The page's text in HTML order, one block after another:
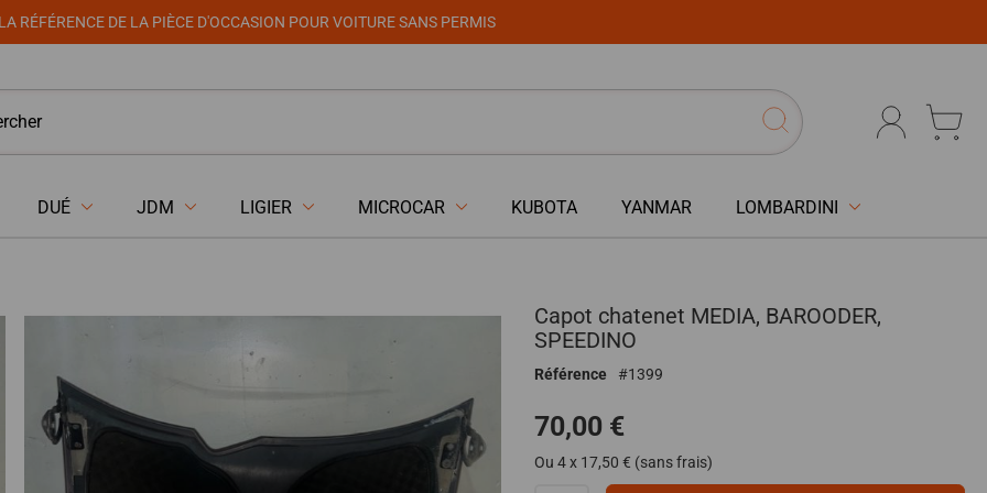
LA RÉFÉRENCE DE LA PIÈCE D'OCCASION POUR VOITURE SANS PERMIS
DUÉ JDM LIGIER MICROCAR KUBOTA YANMAR LOMBARDINI
Capot chatenet MEDIA, BAROODER,
SPEEDINO
Référence 1399
70,00 €
Ou 4 x 17,50 € (sans frais)